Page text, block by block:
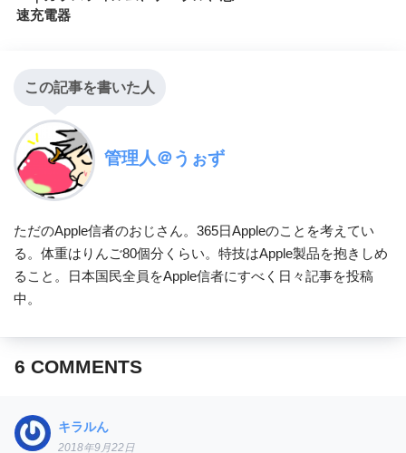
速充電器
この記事を書いた人
管理人＠うぉず
ただのApple信者のおじさん。365日Appleのことを考えてい
る。体重はりんご80個分くらい。特技はApple製品を抱きしめ
ること。日本国民全員をApple信者にすべく日々記事を投稿
中。
6 COMMENTS
キラルん
2018年9月22日